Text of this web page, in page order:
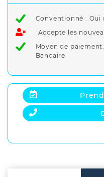
Conventionné : Oui
Accepte les
Moyen de
Bancaire